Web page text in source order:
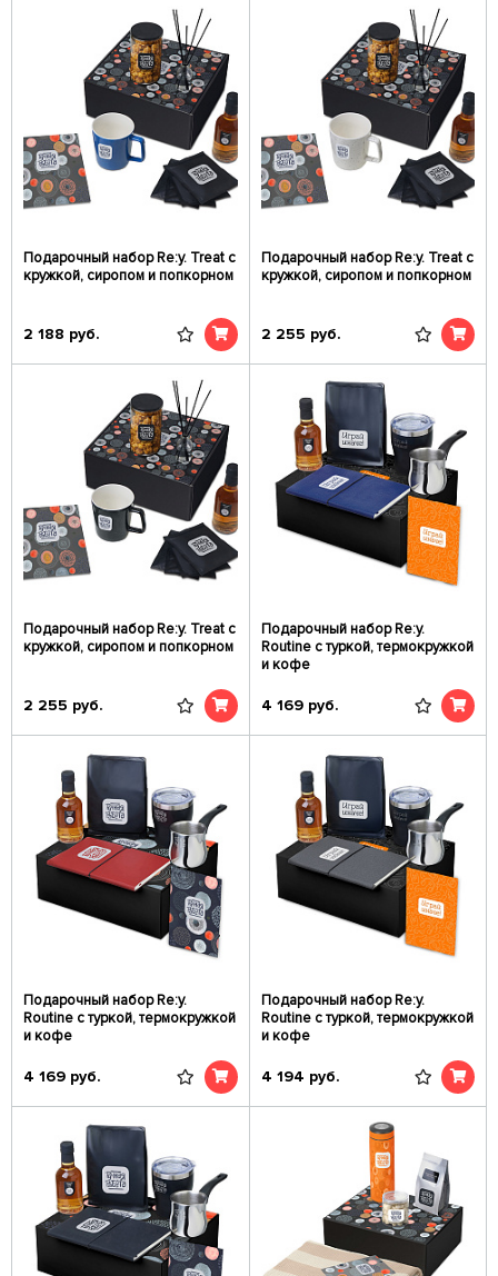
Подарочный набор Re:y. Treat с
кружкой, сиропом и попкорном
2 188 руб.
Подарочный набор Re:y. Treat с
кружкой, сиропом и попкорном
2 255 руб.
Подарочный набор Re:y. Treat с
кружкой, сиропом и попкорном
2 255 руб.
Подарочный набор Re:y.
Routine с туркой, термокружкой
и кофе
4 169 руб.
Подарочный набор Re:y.
Routine с туркой, термокружкой
и кофе
4 169 руб.
Подарочный набор Re:y.
Routine с туркой, термокружкой
и кофе
4 194 руб.